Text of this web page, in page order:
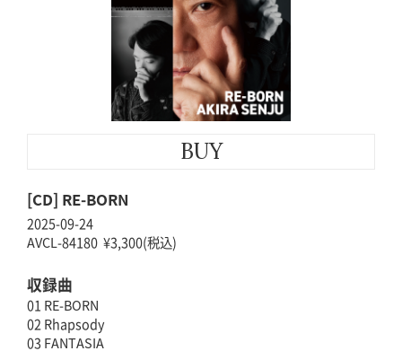
BUY
[CD] RE-BORN
2025-09-24
AVCL-84180 ¥3,300(税込)
収録曲
01 RE-BORN
02 Rhapsody
03 FANTASIA